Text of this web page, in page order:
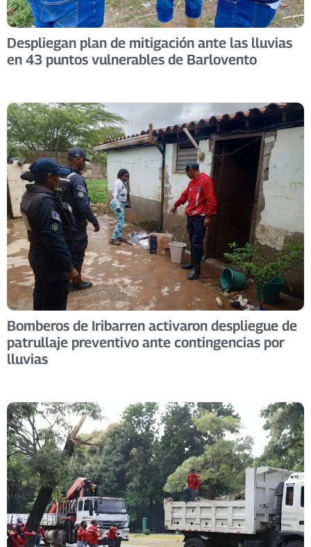
Despliegan plan de mitigación ante las lluvias
en 43 puntos vulnerables de Barlovento
Bomberos de Iribarren activaron despliegue de
patrullaje preventivo ante contingencias por
lluvias